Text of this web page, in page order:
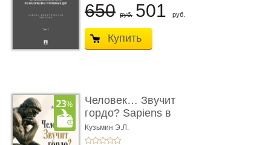
650 руб. 501 руб.
Купить
Человек… Звучит
гордо? Sapiens в
тенётах социума � ...
Кузьмин Э.Л.